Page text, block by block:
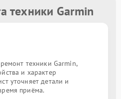
техники Garmin
техники Garmin,
и характер
уточняет детали и
приёма.